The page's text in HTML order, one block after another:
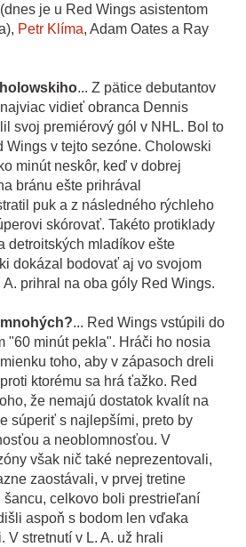
je u Red Wings asistentom
Petr Klíma, Adam Oates a Ray
... Z pätice debutantov
vidieť obranca Dennis
svoj premiérový gól v NHL. Bol to
Wings v tejto sezóne. Cholowski
minút neskôr, keď v dobrej
bránu ešte prihrával
puk a z následného rýchleho
skórovať. Takéto protiklady
detroitských mladíkov ešte
dokázal bodovať aj vo svojom
prihral na oba góly Red Wings.
... Red Wings vstúpili do
"60 minút pekla". Hráči ho nosia
toho, aby v zápasoch dreli
ktorému sa hrá ťažko. Red
že nemajú dostatok kvalít na
súperiť s najlepšími, preto by
a neoblomnosťou. V
však nič také neprezentovali,
zaostávali, v prvej tretine
celkovo boli prestrieľaní
aspoň s bodom len vďaka
V stretnutí v L. A. už hrali